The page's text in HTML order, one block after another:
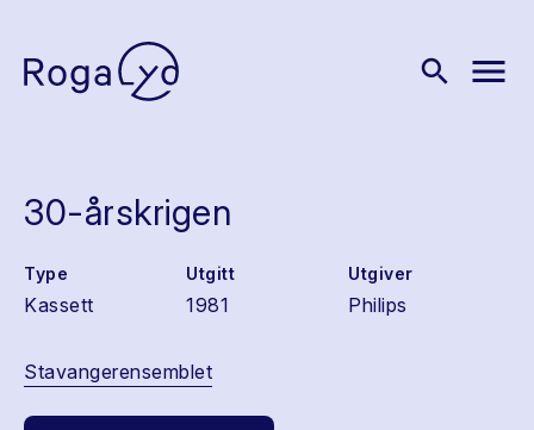
search menu
30-årskrigen
Type
Kassett
Utgitt
1981
Utgiver
Philips
Stavangerensemblet